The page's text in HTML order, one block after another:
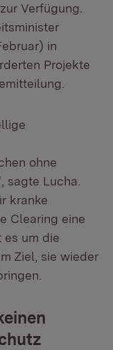
Verfügung.
in
Projekte
ohne
sagte Lucha.
kranke
Clearing eine
es um die
Ziel, sie wieder